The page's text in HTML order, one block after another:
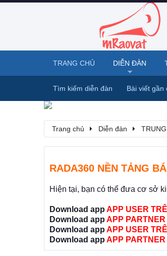
Trang chủ Diễn đàn
RADA360 NỀN TẢNG
Hiện tại, bạn có thể đưa cơ sở
Download app APP USER
Download app APP
Download app APP USER
Download app APP PARTNER
TRANG CHỦ DIỄN ĐÀN
Tìm kiếm diễn đàn Bài viết gần